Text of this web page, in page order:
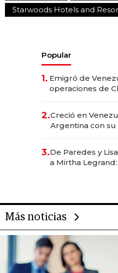
Starwoods Hotels and
Popular
1. Emigró de
operaciones de
2.Creció en
Argentina con
las marcas "fast
3.De Paredes y
a Mirtha
Más noticias